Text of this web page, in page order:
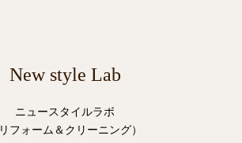
New style Lab
ニュースタイルラボ
リフォーム＆クリーニング）